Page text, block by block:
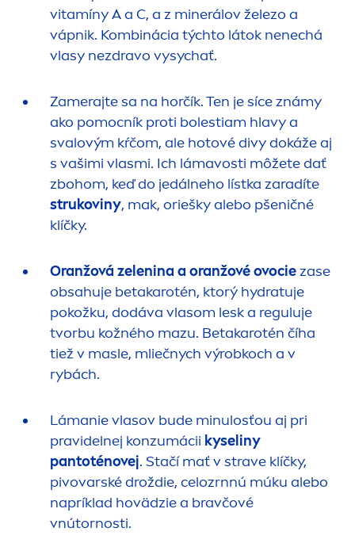
vitamíny A a C, a z minerálov železo a
vápnik. Kombinácia týchto látok nenechá
vlasy nezdravo vysychať.
Zamerajte sa na horčík. Ten je síce známy
ako pomocník proti bolestiam hlavy a
svalovým kŕčom, ale hotové divy dokáže aj
s vašimi vlasmi. Ich lámavosti môžete dať
zbohom, keď do jedálneho lístka zaradíte
strukoviny, mak, oriešky alebo pšeničné
klíčky.
Oranžová zelenina a oranžové ovociezase
obsahuje betakarotén, ktorý hydratuje
pokožku, dodáva vlasom lesk a reguluje
tvorbu kožného mazu. Betakarotén číha
tiež v masle, mliečnych výrobkoch a v
rybách.
Lámanie vlasov bude minulosťou aj pri
pravidelnej konzumácii kyseliny
pantoténovej. Stačí mať v strave klíčky,
pivovarské droždie, celozrnnú múku alebo
napríklad hovädzie a bravčové
vnútornosti.